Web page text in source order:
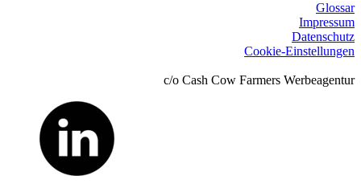
Glossar
Impressum
Datenschutz
Cookie-Einstellungen
c/o Cash Cow Farmers Werbeagentur